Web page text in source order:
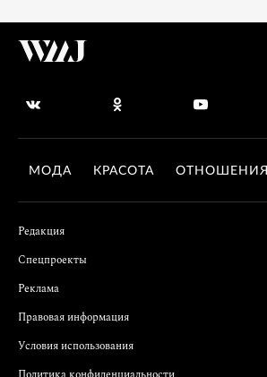
МОДА КРАСОТА ОТНОШЕНИЯ
Редакция
Спецпроекты
Реклама
Правовая информация
Условия использования